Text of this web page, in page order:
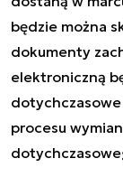
będzie można
dokumenty
elektroniczną
procesu